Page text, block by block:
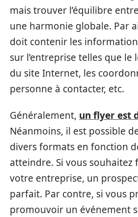
mais trouver l’équilibre
une harmonie globale. Par
doit contenir les
sur l’entreprise telles que le
du site Internet, les
personne à contacter, etc.
Généralement, un flyer est
Néanmoins, il est possible
divers formats en fonction
atteindre. Si vous souhaitez
votre entreprise, un
parfait. Par contre, si vous
promouvoir un événement